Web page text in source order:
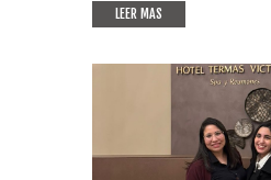
LEER MAS